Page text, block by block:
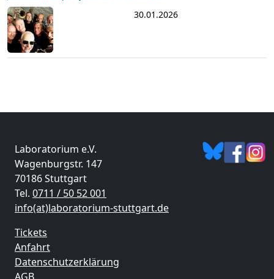
30.01.2026
Laboratorium e.V.
Wagenburgstr. 147
70186 Stuttgart
Tel. 0711 / 50 52 001
info(at)laboratorium-stuttgart.de
Tickets
Anfahrt
Datenschutzerklärung